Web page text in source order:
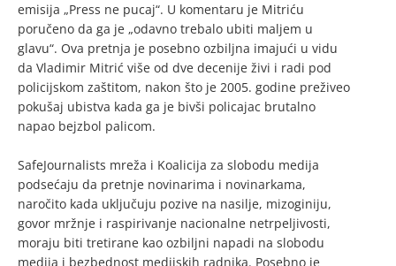
emisija „Press ne pucaj“. U komentaru je Mitriću
poručeno da ga je „odavno trebalo ubiti maljem u
glavu“. Ova pretnja je posebno ozbiljna imajući u vidu
da Vladimir Mitrić više od dve decenije živi i radi pod
policijskom zaštitom, nakon što je 2005. godine preživeo
pokušaj ubistva kada ga je bivši policajac brutalno
napao bejzbol palicom.
SafeJournalists mreža i Koalicija za slobodu medija
podsećaju da pretnje novinarima i novinarkama,
naročito kada uključuju pozive na nasilje, mizoginiju,
govor mržnje i raspirivanje nacionalne netrpeljivosti,
moraju biti tretirane kao ozbiljni napadi na slobodu
medija i bezbednost medijskih radnika. Posebno je